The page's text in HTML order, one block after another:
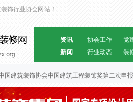
饰行业协会网站！
资讯
新闻
协会工作 党
行业动态
装
国建筑装饰协会中国建筑工程装饰奖第二次申报